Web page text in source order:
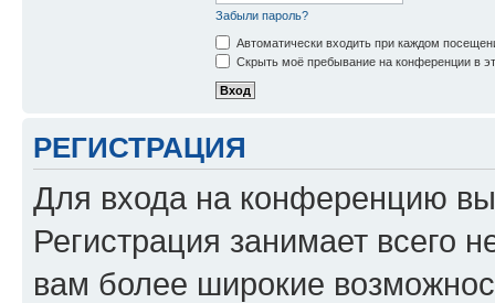
Забыли пароль?
Автоматически входить при каждом
Скрыть моё пребывание на конференции в
РЕГИСТРАЦИЯ
Для входа на конференцию
Регистрация занимает всего
вам более широкие